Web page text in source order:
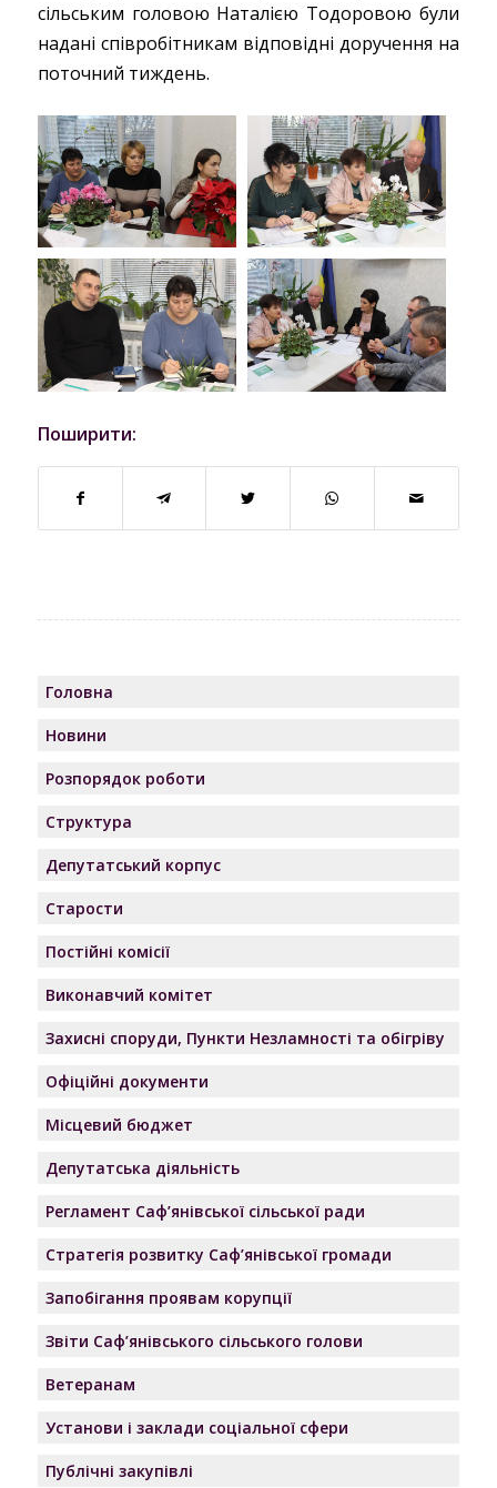
сільським головою Наталією Тодоровою були
надані співробітникам відповідні доручення на
поточний тиждень.
Поширити:
Головна
Новини
Розпорядок роботи
Структура
Депутатський корпус
Старости
Постійні комісії
Виконавчий комітет
Захисні споруди, Пункти Незламності та обігріву
Офіційні документи
Місцевий бюджет
Депутатська діяльність
Регламент Саф’янівської сільської ради
Стратегія розвитку Саф’янівської громади
Запобігання проявам корупції
Звіти Саф’янівського сільського голови
Ветеранам
Установи і заклади соціальної сфери
Публічні закупівлі